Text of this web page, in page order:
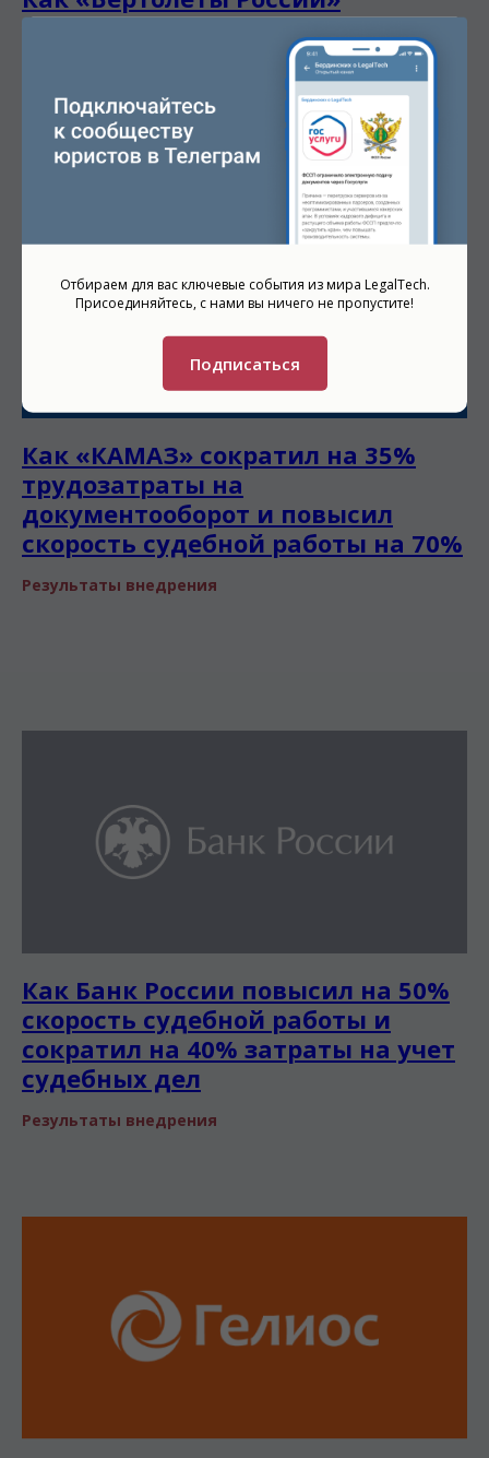
сократили на 10% трудозатраты
на работу с документами
Результаты внедрения
Как «КАМАЗ» сократил на 35%
трудозатраты на
документооборот и повысил
скорость судебной работы на 70%
Результаты внедрения
Как Банк России повысил на 50%
скорость судебной работы и
сократил на 40% затраты на учет
судебных дел
Результаты внедрения
Отбираем для вас ключевые события из мира LegalTech.
Присоединяйтесь, с нами вы ничего не пропустите!
Подписаться